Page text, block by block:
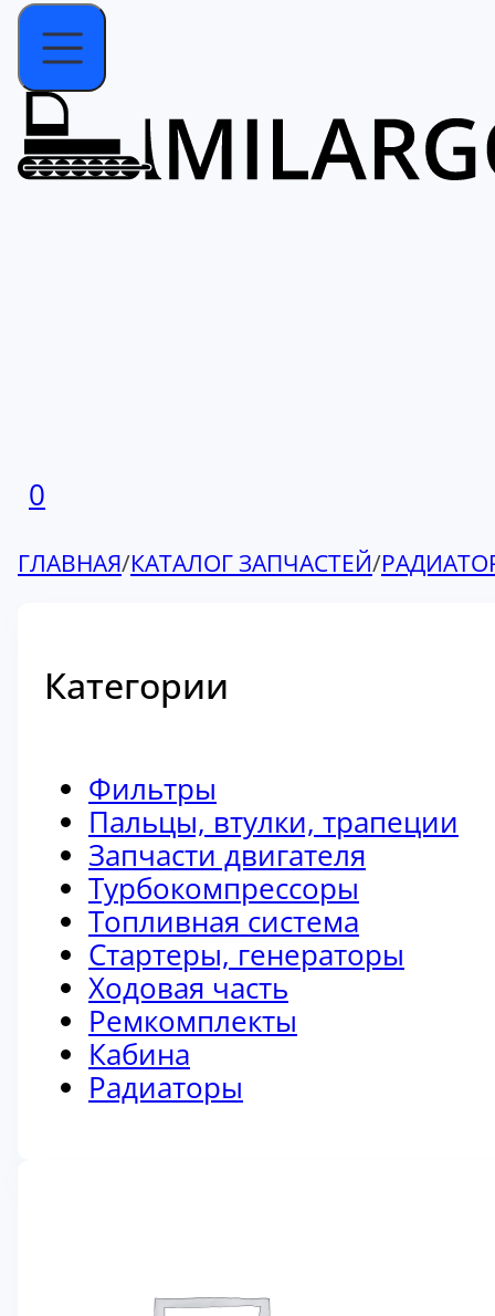
0
ГЛАВНАЯ/КАТАЛОГ ЗАПЧАСТЕЙ/
Категории
Фильтры
Пальцы, втулки, трапеции
Запчасти двигателя
Турбокомпрессоры
Топливная система
Стартеры, генераторы
Ходовая часть
Ремкомплекты
Кабина
Радиаторы